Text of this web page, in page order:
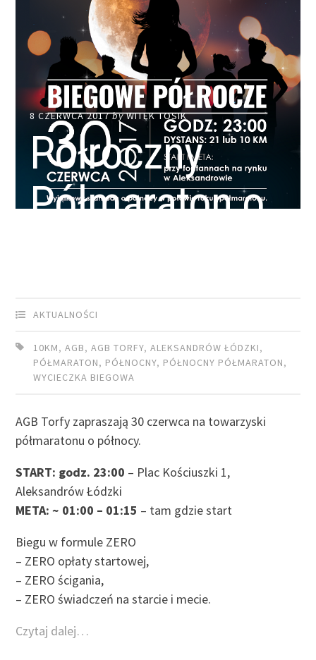
8 CZERWCA 2017byWITEK TOSIK
Półroczny
Półmaraton o
AKTUALNOŚCI
10KM,AGB,AGB TORFY,ALEKSANDRÓW ŁÓDZKI,
PÓŁMARATON, PÓŁNOCNY, PÓŁNOCNY PÓŁMARATON,
WYCIECZKA BIEGOWA
AGB Torfy zapraszają 30 czerwca na towarzyski
półmaratonu o północy.
START: godz. 23:00 – Plac Kościuszki 1,
Aleksandrów Łódzki
META: ~ 01:00 – 01:15 – tam gdzie start
Biegu w formule ZERO
– ZERO opłaty startowej,
– ZERO ścigania,
– ZERO świadczeń na starcie i mecie.
Czytaj dalej…